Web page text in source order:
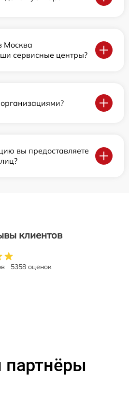
Москва
сервисные центры?
вы предоставляете
клиентов
5358 оценок